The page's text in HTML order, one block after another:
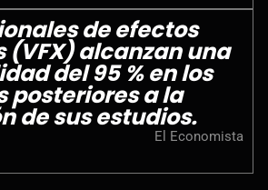
de efectos
(VFX) alcanzan una
del 95 % en los
posteriores a la
de sus estudios.
El Economista